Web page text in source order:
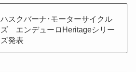
ハスクバーナ･モーターサイクル
ズ エンデューロHeritageシリー
ズ発表